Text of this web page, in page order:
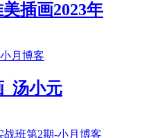
插画2023年
汤小元